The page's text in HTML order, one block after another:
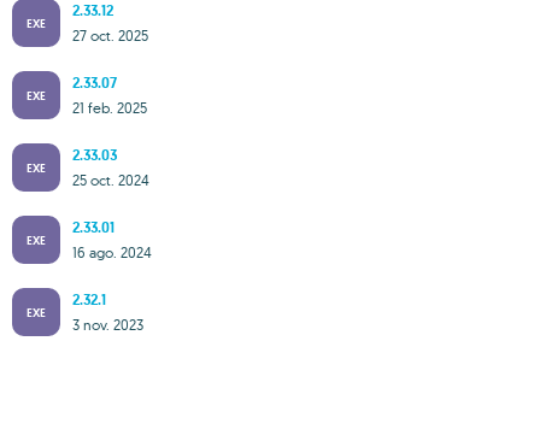
EXE
2.33.12
27 oct. 2025
EXE
2.33.07
21 feb. 2025
EXE
2.33.03
25 oct. 2024
EXE
2.33.01
16 ago. 2024
EXE
2.32.1
3 nov. 2023